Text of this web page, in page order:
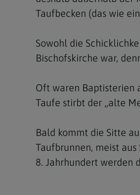
Taufbecken (das wie
Sowohl die
Bischofskirche war,
Oft waren Baptisterien
Taufe stirbt der „alte
Bald kommt die Sitte
Taufbrunnen, meist
8. Jahrhundert werden